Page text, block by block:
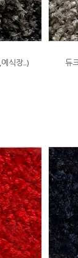
식장..)
듀